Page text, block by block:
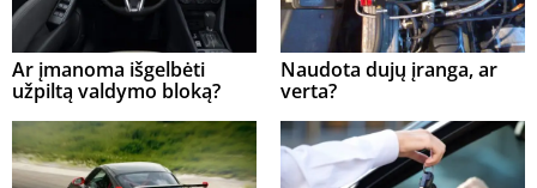
Ar įmanoma išgelbėti
užpiltą valdymo bloką?
Naudota dujų įranga, ar
verta?